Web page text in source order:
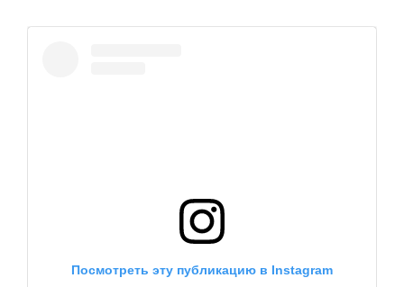
Посмотреть эту публикацию в Instagram